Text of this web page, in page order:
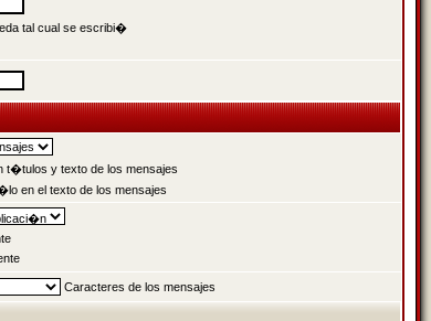
tal cual se escribi�
t�tulos y texto de los mensajes
en el texto de los mensajes
Caracteres de los mensajes